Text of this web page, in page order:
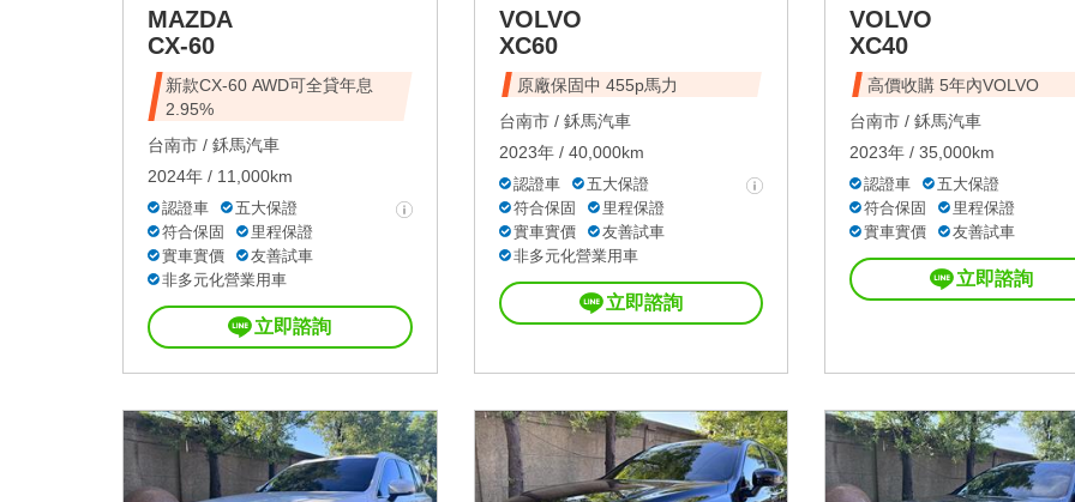
MAZDA
CX-60
新款CX-60 AWD可全貸年息
2.95%
台南市 / 鉌馬汽車
2024年 / 11,000km
認證車
五大保證
符合保固
里程保證
實車實價
友善試車
非多元化營業用車
立即諮詢
VOLVO
XC60
原廠保固中 455p馬力
台南市 / 鉌馬汽車
2023年 / 40,000km
認證車
五大保證
符合保固
里程保證
實車實價
友善試車
非多元化營業用車
立即諮詢
VOLVO
XC40
高價收購 5年內VOLVO
台南市 / 鉌馬汽車
2023年 / 35,000km
認證車
五大保證
符合保固
里程保證
實車實價
友善試車
立即諮詢